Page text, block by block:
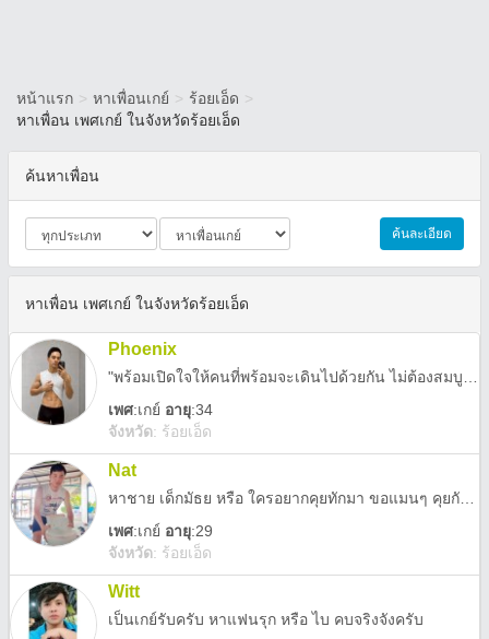
หน้าแรก > หาเพื่อนเกย์ > ร้อยเอ็ด >
หาเพื่อน เพศเกย์ ในจังหวัดร้อยเอ็ด
ค้นหาเพื่อน
ค้นละเอียด
หาเพื่อน เพศเกย์ ในจังหวัดร้อยเอ็ด
Phoenix
เพศ:เกย์ อายุ:34
จังหวัด: ร้อยเอ็ด
Nat
เพศ:เกย์ อายุ:29
จังหวัด: ร้อยเอ็ด
Witt
เป็นเกย์รับครับ หาแฟนรุก หรือ ไบ คบจริงจังครับ